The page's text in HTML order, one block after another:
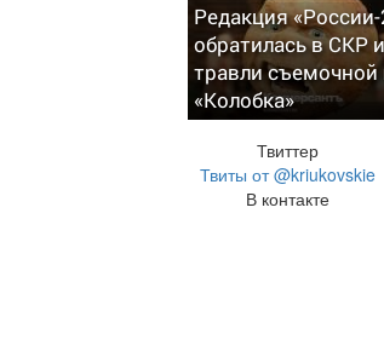
Редакция
обратилась в СКР
травли съемочной
«Колобка»
Твиттер
Твиты от @kriukovskie
В контакте